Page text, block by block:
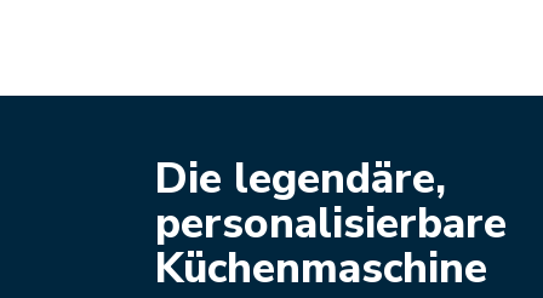
Die legendäre,
personalisierbare
Küchenmaschine